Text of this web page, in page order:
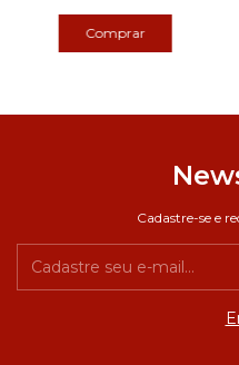
Cadastre-se e